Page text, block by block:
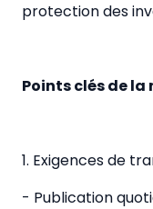
protection des
Points clés de la
1. Exigences de
- Publication